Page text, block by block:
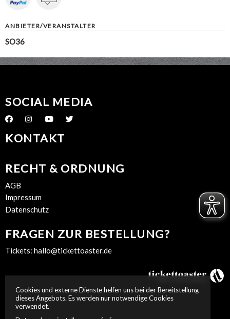
ANBIETER/VERANSTALTER
SO36
SOCIAL MEDIA
KONTAKT
RECHT & ORDNUNG
AGB
Impressum
Datenschutz
FRAGEN ZUR BESTELLUNG?
Tickets: hallo@tickettoaster.de
Cookies und externe Dienste helfen uns bei der Bereitstellung
dieses Angebots. Es werden nur notwendige Cookies
verwendet.